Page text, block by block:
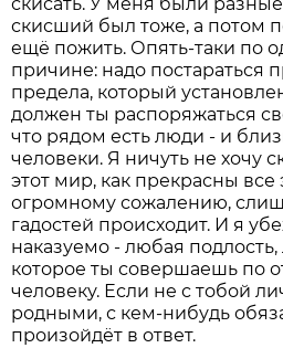
скисший был тоже, а потом
ещё пожить. Опять-таки по
причине: надо постараться
предела, который
должен ты распоряжаться
что рядом есть люди - и
человеки. Я ничуть не хочу
этот мир, как прекрасны все
огромному сожалению,
гадостей происходит. И я
наказуемо - любая
которое ты совершаешь по
человеку. Если не с тобой
родными, с кем-нибудь
произойдёт в ответ.